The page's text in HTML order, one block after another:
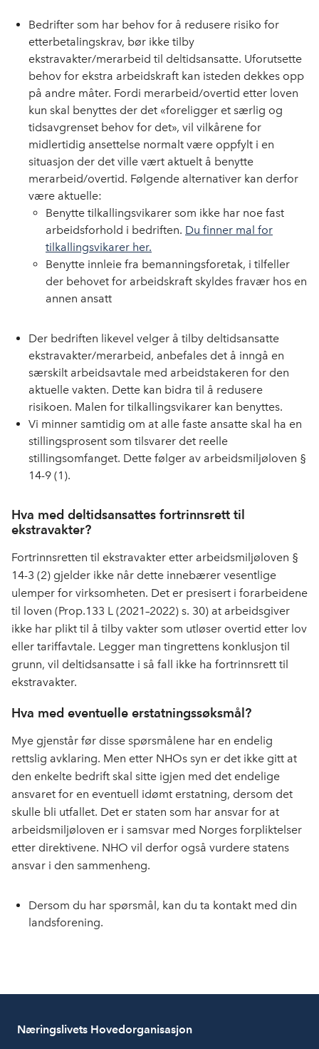
Bedrifter som har behov for å redusere risiko for
etterbetalingskrav, bør ikke tilby
ekstravakter/merarbeid til deltidsansatte. Uforutsette
behov for ekstra arbeidskraft kan isteden dekkes opp
på andre måter. Fordi merarbeid/overtid etter loven
kun skal benyttes der det «foreligger et særlig og
tidsavgrenset behov for det», vil vilkårene for
midlertidig ansettelse normalt være oppfylt i en
situasjon der det ville vært aktuelt å benytte
merarbeid/overtid. Følgende alternativer kan derfor
være aktuelle:
Benytte tilkallingsvikarer som ikke har noe fast
arbeidsforhold i bedriften. Du finner mal for
tilkallingsvikarer her.
Benytte innleie fra bemanningsforetak, i tilfeller
der behovet for arbeidskraft skyldes fravær hos en
annen ansatt
Der bedriften likevel velger å tilby deltidsansatte
ekstravakter/merarbeid, anbefales det å inngå en
særskilt arbeidsavtale med arbeidstakeren for den
aktuelle vakten. Dette kan bidra til å redusere
risikoen. Malen for tilkallingsvikarer kan benyttes.
Vi minner samtidig om at alle faste ansatte skal ha en
stillingsprosent som tilsvarer det reelle
stillingsomfanget. Dette følger av arbeidsmiljøloven §
14-9 (1).
Hva med deltidsansattes fortrinnsrett til
ekstravakter?
Fortrinnsretten til ekstravakter etter arbeidsmiljøloven §
14-3 (2) gjelder ikke når dette innebærer vesentlige
ulemper for virksomheten. Det er presisert i forarbeidene
til loven (Prop.133 L (2021–2022) s. 30) at arbeidsgiver
ikke har plikt til å tilby vakter som utløser overtid etter lov
eller tariffavtale. Legger man tingrettens konklusjon til
grunn, vil deltidsansatte i så fall ikke ha fortrinnsrett til
ekstravakter.
Hva med eventuelle erstatningssøksmål?
Mye gjenstår før disse spørsmålene har en endelig
rettslig avklaring. Men etter NHOs syn er det ikke gitt at
den enkelte bedrift skal sitte igjen med det endelige
ansvaret for en eventuell idømt erstatning, dersom det
skulle bli utfallet. Det er staten som har ansvar for at
arbeidsmiljøloven er i samsvar med Norges forpliktelser
etter direktivene. NHO vil derfor også vurdere statens
ansvar i den sammenheng.
Dersom du har spørsmål, kan du ta kontakt med din
landsforening.
Næringslivets Hovedorganisasjon